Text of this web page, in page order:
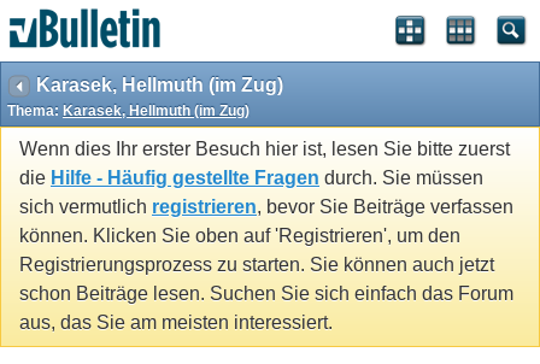
Karasek, Hellmuth (im Zug)
Thema: Karasek, Hellmuth (im Zug)
Wenn dies Ihr erster Besuch hier ist, lesen Sie bitte zuerst
die Hilfe - Häufig gestellte Fragen durch. Sie müssen
sich vermutlich registrieren, bevor Sie Beiträge verfassen
können. Klicken Sie oben auf 'Registrieren', um den
Registrierungsprozess zu starten. Sie können auch jetzt
schon Beiträge lesen. Suchen Sie sich einfach das Forum
aus, das Sie am meisten interessiert.